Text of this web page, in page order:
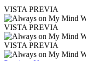
VISTA PREVIA
VISTA PREVIA
VISTA PREVIA